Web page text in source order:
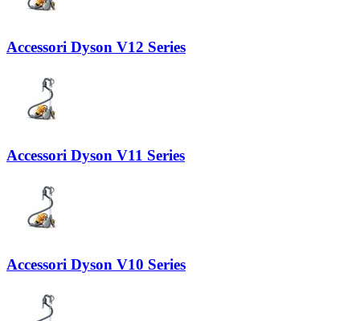
Accessori Dyson V12 Series
Accessori Dyson V11 Series
Accessori Dyson V10 Series